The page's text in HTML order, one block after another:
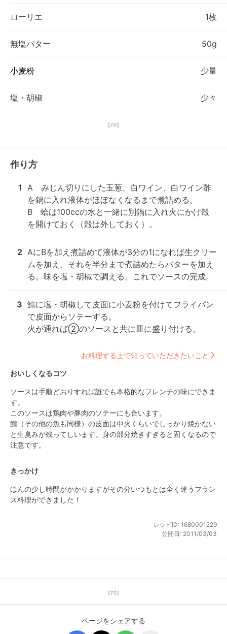
ローリエ 1枚
無塩バター 50g
小麦粉 少量
塩・胡椒 少々
【PR】
作り方
1 A　みじん切りにした玉葱、白ワイン、白ワイン酢
を鍋に入れ液体がほぼなくなるまで煮詰める。
B　蛤は100ccの水と一緒に別鍋に入れ火にかけ殻
を開けておく（殻は外しておく）。
2 AにBを加え煮詰めて液体が3分の1になれば生クリー
ムを加え、それを半分まで煮詰めたらバターを加え
る。味を塩・胡椒で調える。これでソースの完成。
3 鱈に塩・胡椒して皮面に小麦粉を付けてフライパン
で皮面からソテーする。
火が通れば②のソースと共に皿に盛り付ける。
お料理する上で知っていただきたいこと
おいしくなるコツ
ソースは手順どおりすれば誰でも本格的なフレンチの味にできま
す。
このソースは鶏肉や豚肉のソテーにも合います。
鱈（その他の魚も同様）の皮面は中火くらいでしっかり焼かない
と生臭みが残ってしいます。身の部分焼きすぎると固くなるので
注意です。
きっかけ
ほんの少し時間がかかりますがその分いつもとは全く違うフラン
ス料理ができました！
レシピID: 1680001229
公開日: 2011/03/03
【PR】
ページをシェアする